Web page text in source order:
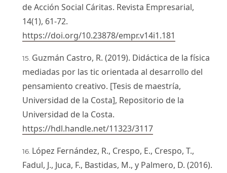
de Acción Social Cáritas. Revista Empresarial,
14(1), 61-72.
https://doi.org/10.23878/empr.v14i1.181
Guzmán Castro, R. (2019). Didáctica de la física
mediadas por las tic orientada al desarrollo del
pensamiento creativo. [Tesis de maestría,
Universidad de la Costa], Repositorio de la
Universidad de la Costa.
https://hdl.handle.net/11323/3117
López Fernández, R., Crespo, E., Crespo, T.,
Fadul, J., Juca, F., Bastidas, M., y Palmero, D. (2016).